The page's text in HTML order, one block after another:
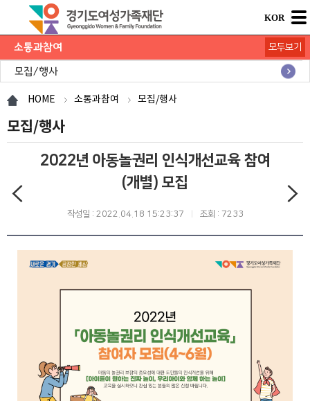
KOR
소통과참여
공지사항
채용공고
모집/행사
카드뉴스
언론보도
도민의 의견
재단 간행물
모두보기
HOME 소통과참여 모집/행사
모집/행사
2022년 아동놀권리 인식개선교육 참여
(개별) 모집
작성일 : 2022.04.18 15:23:37 조회 : 7233